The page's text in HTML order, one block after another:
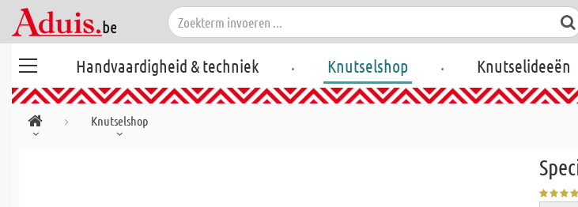
Handvaardigheid & techniek . Knutselshop . Knutselideeën
Knutselshop